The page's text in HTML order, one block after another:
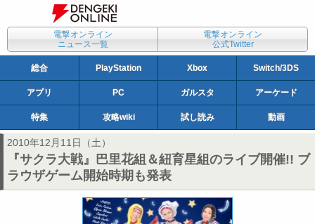
電撃オンライン
ニュース一覧
電撃オンライン
公式Twitter
総合 PlayStation Xbox Switch/3DS
アプリ PC ガルスタ アーケード
特集 攻略wiki 試し読み 動画
2010年12月11日（土）
『サクラ大戦』巴里花組＆紐育星組のライブ開催!! ブ
ラウザゲーム開始時期も発表